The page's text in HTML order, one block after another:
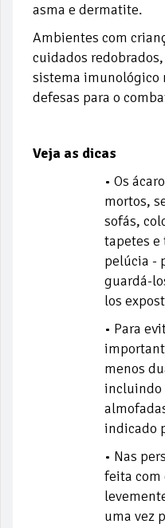
asma e dermatite.
Ambientes com
cuidados
sistema imunológico
defesas para o
Veja as dicas
• Os
mortos,
sofás,
tapetes e
pelúcia -
guardá-
los
• Para
menos
incluindo
indicado
• Nas
feita com
uma vez